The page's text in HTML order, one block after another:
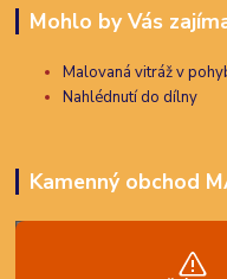
Mohlo by Vás
Malovaná vitráž v
Nahlédnutí do dílny
Kamenný obchod